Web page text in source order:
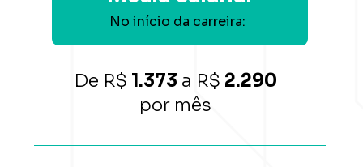
No início da carreira:
De R$ 1.373 a R$
por mês